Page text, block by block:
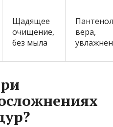
Щадящее
очищение,
без мыла
вера,